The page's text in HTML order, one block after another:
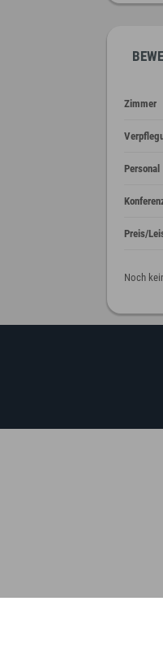
Zimmer
Personal
Preis/
Noch